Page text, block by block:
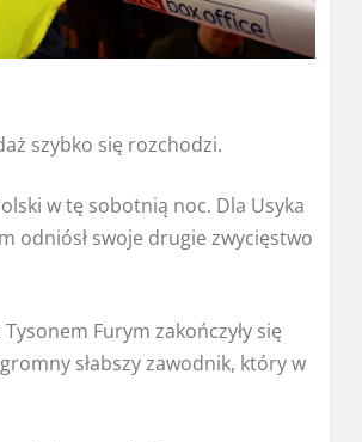
szybko się rozchodzi.
w tę sobotnią noc. Dla Usyka
odniósł swoje drugie zwycięstwo
Furym zakończyły się
słabszy zawodnik, który w